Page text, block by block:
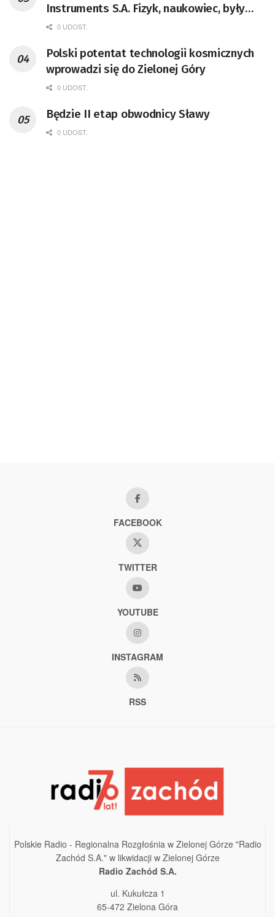
Instruments S.A. Fizyk, naukowiec, były
pracownik CERN w Genewie,
doktor habilitowany nauk fizycznych,
koordynator Rady Sektorowej ds.
Kompetencji Przemysłu Lotniczo-
Badań Kosmicznych i Satelitarnych PAN.
0 UDOST.
Polski potentat technologii kosmicznych
wprowadzi się do Zielonej Góry
0 UDOST.
Będzie II etap obwodnicy Sławy
0 UDOST.
FACEBOOK
TWITTER
YOUTUBE
INSTAGRAM
RSS
Polskie Radio - Regionalna Rozgłośnia w Zielonej Górze "Radio
Zachód S.A." w likwidacji w Zielonej Górze
Radio Zachód S.A.
ul. Kukułcza 1
65-472 Zielona Góra